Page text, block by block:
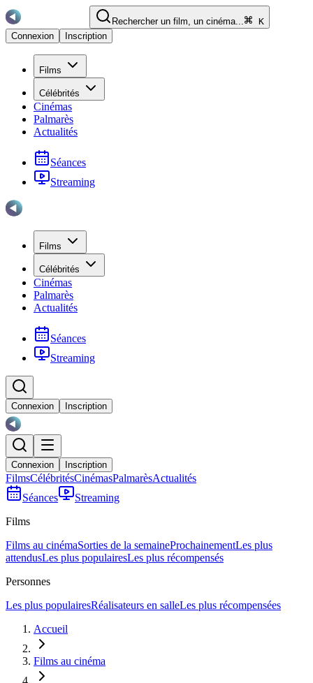
Rechercher un film, un cinéma...
K
Connexion
Inscription
Films
Célébrités
Cinémas
Palmarès
Actualités
Séances
Streaming
Films
Célébrités
Cinémas
Palmarès
Actualités
Séances
Streaming
Connexion Inscription
Connexion Inscription
FilmsCélébritésCinémasPalmarèsActualités
Séances
Streaming
Films
Films au cinémaSorties de la semaineProchainementLes plus
attendusLes plus populairesLes plus récompensés
Personnes
Les plus populairesRéalisateurs en salleLes plus récompensées
Accueil
Films au cinéma